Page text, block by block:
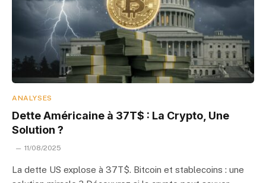
ANALYSES
Dette Américaine à 37T$ : La Crypto, Une
Solution ?
11/08/2025
La dette US explose à 37T$. Bitcoin et stablecoins : une